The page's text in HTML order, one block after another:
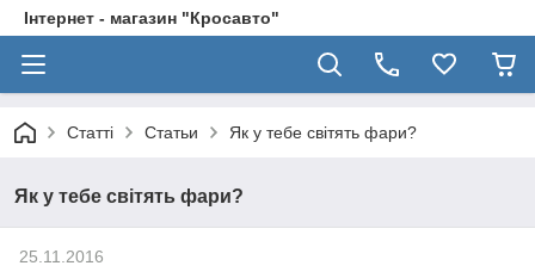
Інтернет - магазин "Кросавто"
Статті Статьи Як у тебе світять фари?
Як у тебе світять фари?
25.11.2016